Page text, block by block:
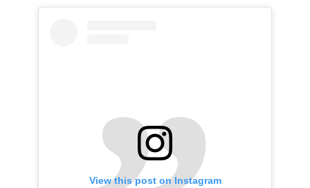
View this post on Instagram